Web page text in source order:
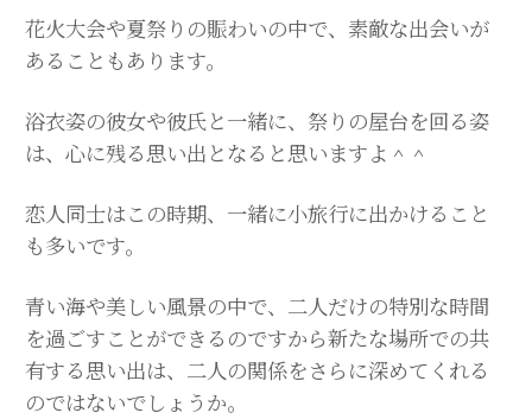
花火大会や夏祭りの賑わいの中で、素敵な出会いが
あることもあります。
浴衣姿の彼女や彼氏と一緒に、祭りの屋台を回る姿
は、心に残る思い出となると思いますよ＾＾
恋人同士はこの時期、一緒に小旅行に出かけること
も多いです。
青い海や美しい風景の中で、二人だけの特別な時間
を過ごすことができるのですから新たな場所での共
有する思い出は、二人の関係をさらに深めてくれる
のではないでしょうか。